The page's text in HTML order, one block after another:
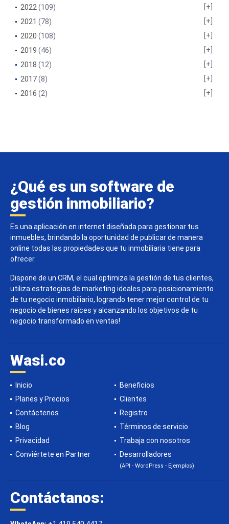
2022(109)
2021 (78)
2020 (108)
2019 (46)
2018 (12)
2017(8)
2016 (2)
¿Qué es un software de
gestión inmobiliario?
Es una aplicación en internet diseñada para gestionar tus
inmuebles, brindando la oportunidad de publicar de manera
online todas las propiedades que tu inmobiliaria tiene para
ofrecer.
Dispone de un CRM, el cual optimiza la gestión de tus clientes,
utiliza estrategias de marketing ideales para posicionamiento
de tu negocio inmobiliario, logrando tener mejor control de tu
negocio de bienes raíces y alcanzando los objetivos de tu
negocio transformado en ventas!
Wasi.co
Inicio
Beneficios
Planes y Precios
Clientes
Contáctenos
Registro
Blog
Términos de servicio
Privacidad
Trabaja con nosotros
Conviértete en Partner
Desarrolladores
(API - WordPress - Ejemplos)
Contáctanos: